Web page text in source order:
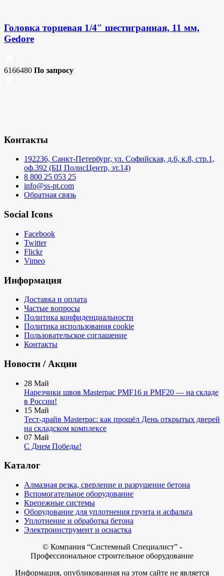
Головка торцевая 1/4″ шестигранная, 11 мм,
Gedore
6166480 По запросу
Контакты
192236, Санкт-Петербург, ул. Софийская, д.6, к.8, стр.1,
оф.392 (БЦ ПолисЦентр, эт.14)
8 800 25 053 25
info@ss-pt.com
Обратная связь
Social Icons
Facebook
Twitter
Flickr
Vimeo
Информация
Доставка и оплата
Частые вопросы
Политика конфиденциальности
Политика использования cookie
Пользовательское соглашение
Контакты
Новости / Акции
28 Май
Нарезчики швов Masterpac PMF16 и PMF20 — на складе
в России!
15 Май
Тест-драйв Masterpac: как прошёл День открытых дверей
на складском комплексе
07 Май
С Днем Победы!
Каталог
Алмазная резка, сверление и разрушение бетона
Вспомогательное оборудование
Крепежные системы
Оборудование для уплотнения грунта и асфальта
Уплотнение и обработка бетона
Электроинструмент и оснастка
© Компания “Системный Специалист” -
Профессиональное строительное оборудование
Информация, опубликованная на этом сайте не является